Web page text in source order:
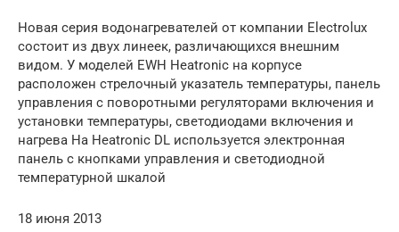
Новая серия водонагревателей от компании Electrolux
состоит из двух линеек, различающихся внешним
видом. У моделей EWH Heatronic на корпусе
расположен стрелочный указатель температуры, панель
управления с поворотными регуляторами включения и
установки температуры, светодиодами включения и
нагрева На Heatronic DL используется электронная
панель с кнопками управления и светодиодной
температурной шкалой
18 июня 2013